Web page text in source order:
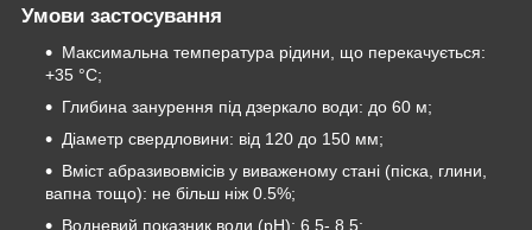
Умови застосування
Максимальна температура рідини, що перекачується:
+35 °C;
Глибина занурення під дзеркало води: до 60 м;
Діаметр свердловини: від 120 до 150 мм;
Вміст абразивовмісів у виваженому стані (піска, глини,
вапна тощо): не більш ніж 0.5%;
Водневий показник води (рН): 6.5- 8.5;